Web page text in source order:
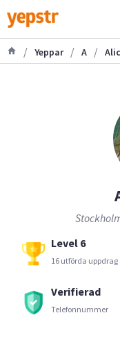
/ Yeppar / A /
Level 6
16 utförda uppdrag
Verifierad
Telefonnummer